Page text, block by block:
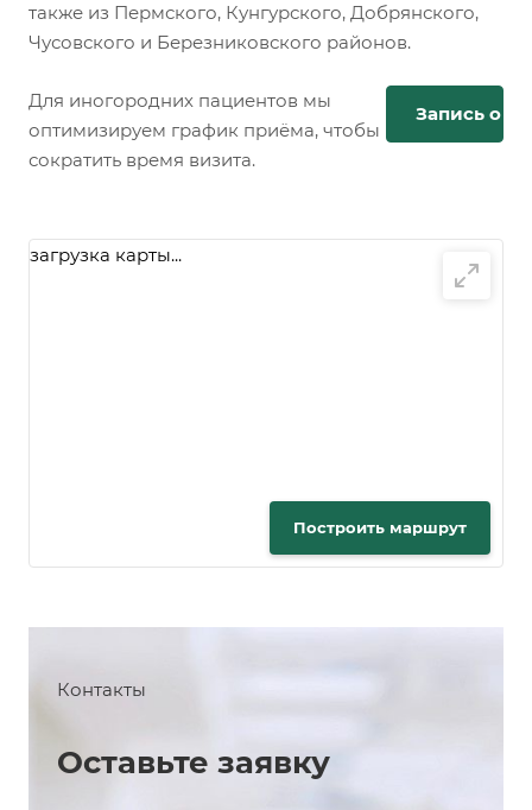
также из Пермского, Кунгурского, Добрянского,
Чусовского и Березниковского районов.
Для иногородних пациентов мы
оптимизируем график приёма, чтобы
сократить время визита.
Запись
загрузка карты...
Построить маршрут
Контакты
Оставьте заявку